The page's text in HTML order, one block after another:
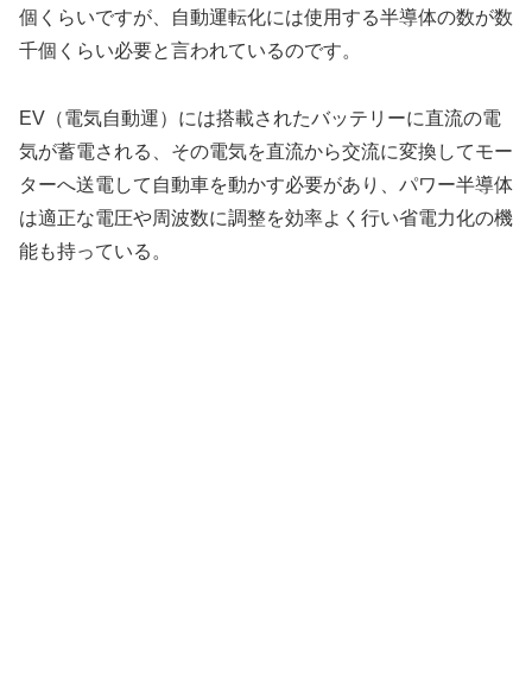
個くらいですが、自動運転化には使用する半導体の数が数
千個くらい必要と言われているのです。
EV（電気自動運）には搭載されたバッテリーに直流の電
気が蓄電される、その電気を直流から交流に変換してモー
ターへ送電して自動車を動かす必要があり、パワー半導体
は適正な電圧や周波数に調整を効率よく行い省電力化の機
能も持っている。